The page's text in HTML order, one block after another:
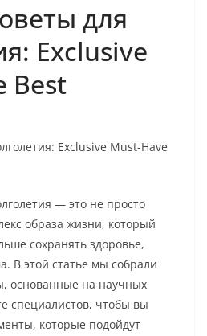
для
Exclusive
Best
Exclusive Must-Have
— это не просто
образа жизни, который
сохранять здоровье,
В этой статье мы собрали
основанные на научных
специалистов, чтобы вы
которые подойдут